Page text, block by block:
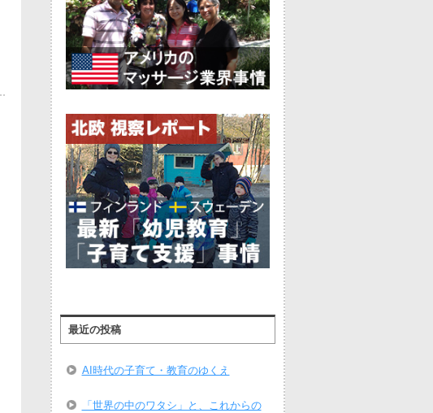
最近の投稿
AI時代の子育て・教育のゆくえ
「世界の中のワタシ」と、これからの